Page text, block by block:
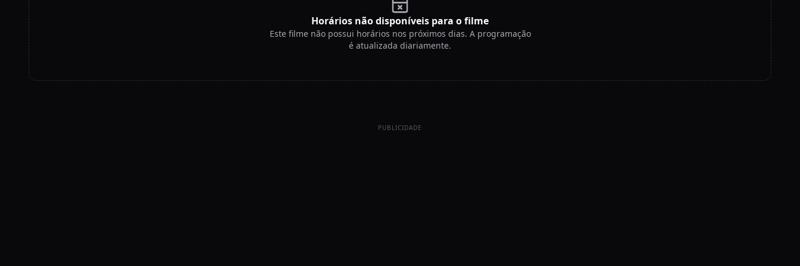
Horários não disponíveis para o filme
Este filme não possui horários nos próximos dias. A programação
é atualizada diariamente.
PUBLICIDADE